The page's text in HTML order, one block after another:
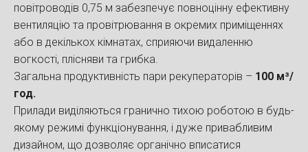
повітроводів 0,75 м забезпечує повноцінну ефективну
вентиляцію та провітрювання в окремих приміщеннях
або в декількох кімнатах, сприяючи видаленню
вогкості, плісняви та грибка.
Загальна продуктивність пари рекуператорів – 100 м³/
год.
Прилади виділяються гранично тихою роботою в будь-
якому режимі функціонування, і дуже привабливим
дизайном, що дозволяє органічно вписатися